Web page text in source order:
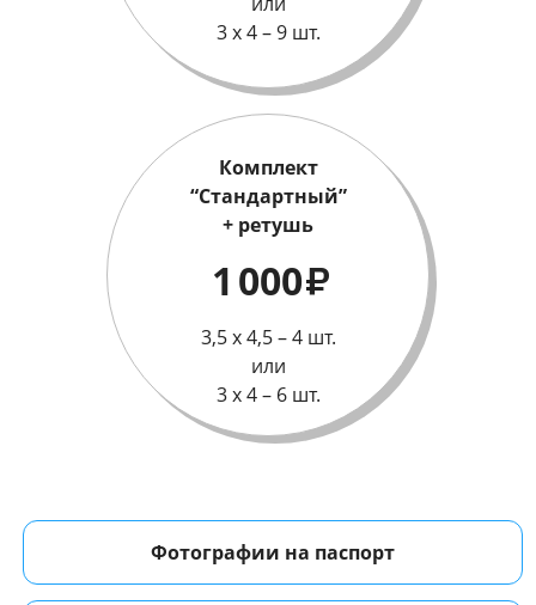
3 х 4 – 9 шт.
Комплект
“Стандартный”
+ ретушь
1 000₽
3,5 х 4,5 – 4 шт.
или
3 х 4 – 6 шт.
Фотографии на паспорт